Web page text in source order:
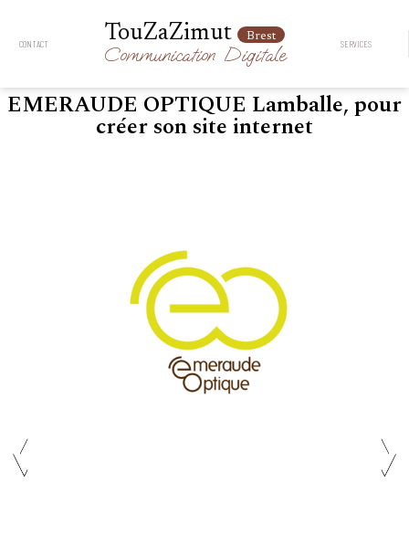
CONTACT TouZaZimut Brest
Communication Digitale SERVICES
EMERAUDE OPTIQUE Lamballe, pour
créer son site internet